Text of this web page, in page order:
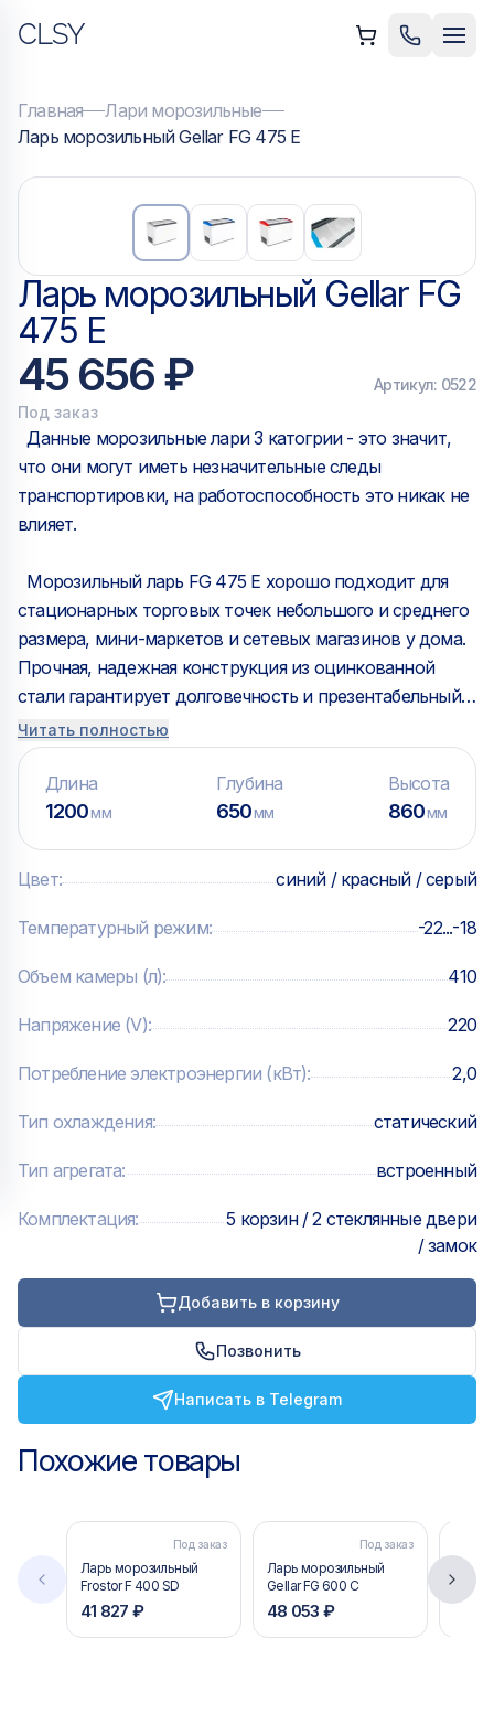
CLSY Позвонить
меню
Главная
Лари морозильные
Ларь морозильный Gellar FG 475 E
Ларь морозильный Gellar FG
475 E
45 656 ₽ Артикул: 0522
Под заказ
Данные морозильные лари 3 катогрии - это значит,
что они могут иметь незначительные следы
транспортировки, на работоспособность это никак не
влияет.
стационарных торговых точек небольшого и среднего
размера, мини-маркетов и сетевых магазинов у дома.
Прочная, надежная конструкция из оцинкованной
стали гарантирует долговечность и презентабельный
внешний вид. Изогнутые стеклянные шторки с ярким
верхним профилем из ударопрочного, морозостойкого
пластика и дополнительным уплотнителем позволяют
оптимально представить товар покупателю и
сохранить заданную температуру хранения
продуктов.
Читать полностью
Длина
1200мм
Глубина
650мм
Высота
860мм
Цвет: синий / красный / серый
Температурный режим: -22...-18
Объем камеры (л): 410
Напряжение (V): 220
Потребление электроэнергии (кВт): 2,0
Тип охлаждения: статический
Тип агрегата: встроенный
Комплектация:
5 корзин / 2 стеклянные двери
/ замок
Добавить в корзину
Позвонить
Написать в Telegram
Похожие товары
Под заказ
Ларь морозильный
Frostor F 400 SD
41 827 ₽
Под заказ
Ларь морозильный
Gellar FG 600 C
48 053 ₽
Ларь
Gellar
39